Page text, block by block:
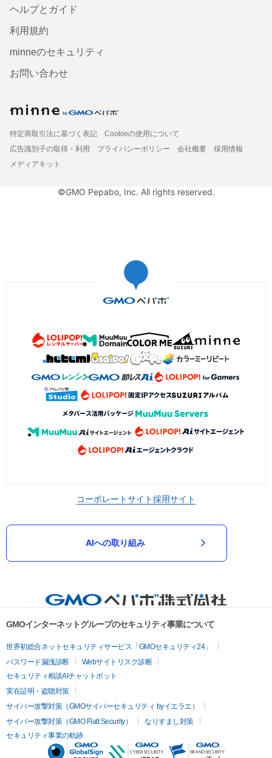
ヘルプとガイド
利用規約
minneのセキュリティ
お問い合わせ
特定商取引法に基づく表記
Cookieの使用について
広告識別子の取得・利用
プライバシーポリシー 会社概要
採用情報
メディアキット
©GMO Pepabo, Inc. All rights reserved.
コーポレートサイト採用サイト
AIへの取り組み
GMOインターネットグループのセキュリティ事業について
世界初総合ネットセキュリティサービス「GMOセキュリティ24」
パスワード漏洩診断
Webサイトリスク診断
セキュリティ相談AIチャットボット
実在証明・盗聴対策
サイバー攻撃対策（GMOサイバーセキュリティ byイエラエ）
サイバー攻撃対策（GMO Flatt Security）
なりすまし対策
セキュリティ事業の軌跡